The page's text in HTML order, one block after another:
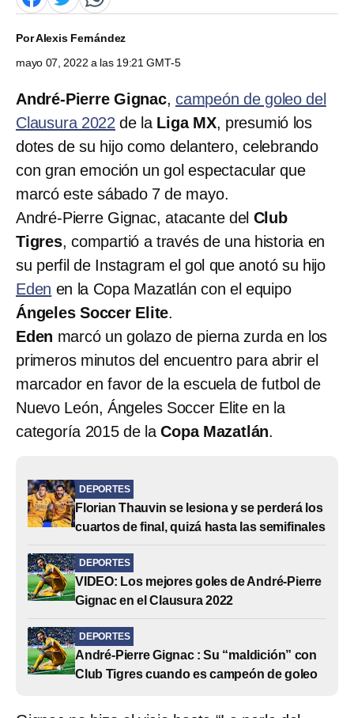
PorAlexis Fernández
mayo 07, 2022 a las 19:21 GMT-5
André-Pierre Gignac,campeón de goleo del
Clausura 2022 de la Liga MX, presumió los
dotes de su hijo como delantero, celebrando
con gran emoción un gol espectacular que
marcó este sábado 7 de mayo.
André-Pierre Gignac, atacante del Club
Tigres, compartió a través de una historia en
su perfil de Instagram el gol que anotó su hijo
Eden en la Copa Mazatlán con el equipo
Ángeles Soccer Elite.
Eden marcó un golazo de pierna zurda en los
primeros minutos del encuentro para abrir el
marcador en favor de la escuela de futbol de
Nuevo León, Ángeles Soccer Elite en la
categoría 2015 de laCopa Mazatlán.
DEPORTES
Florian Thauvin se lesiona y se perderá los
cuartos de final, quizá hasta las semifinales
DEPORTES
VIDEO: Los mejores goles de André-Pierre
Gignac en el Clausura 2022
DEPORTES
André-Pierre Gignac : Su “maldición” con
Club Tigres cuando es campeón de goleo